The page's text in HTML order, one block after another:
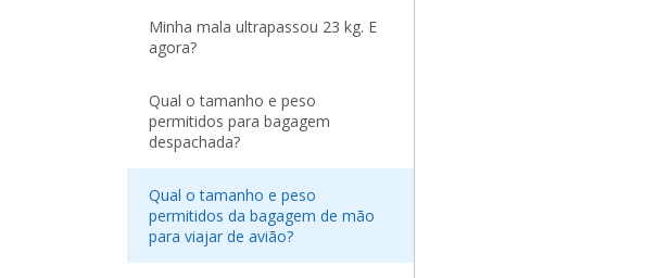
Minha mala ultrapassou 23 kg. E
agora?
Qual o tamanho e peso
permitidos para bagagem
despachada?
Qual o tamanho e peso
permitidos da bagagem de mão
para viajar de avião?